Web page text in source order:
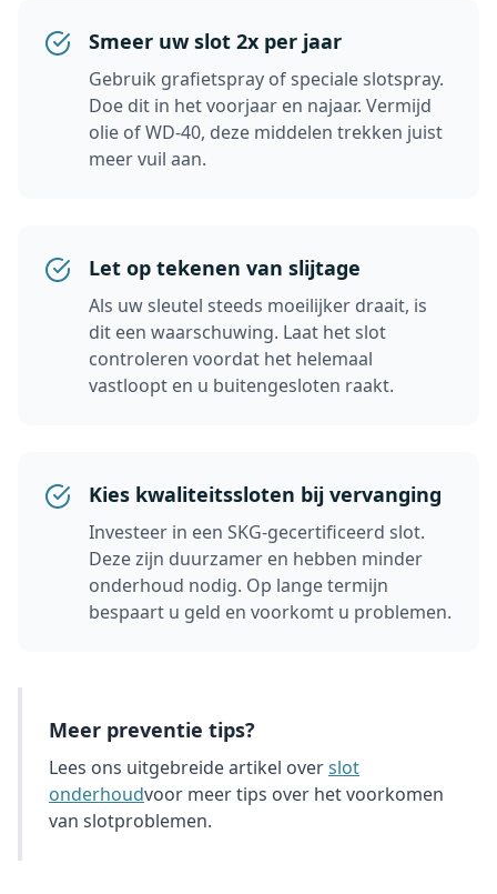
Smeer uw slot 2x per jaar
Gebruik grafietspray of speciale slotspray.
Doe dit in het voorjaar en najaar. Vermijd
olie of WD-40, deze middelen trekken juist
meer vuil aan.
Let op tekenen van slijtage
Als uw sleutel steeds moeilijker draait, is
dit een waarschuwing. Laat het slot
controleren voordat het helemaal
vastloopt en u buitengesloten raakt.
Kies kwaliteitssloten bij vervanging
Investeer in een SKG-gecertificeerd slot.
Deze zijn duurzamer en hebben minder
onderhoud nodig. Op lange termijn
bespaart u geld en voorkomt u problemen.
Meer preventie tips?
Lees ons uitgebreide artikel overslot
onderhoudvoor meer tips over het voorkomen
van slotproblemen.